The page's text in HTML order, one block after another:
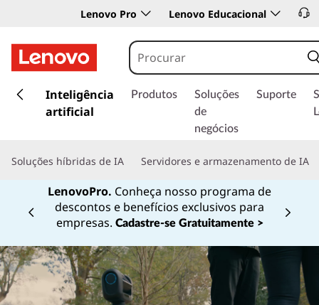
Lenovo Pro Lenovo Educacional
a
r
c
o
n
Inteligência
artificial
Produtos
Soluções
de
negócios
Suporte
Soluções híbridas de IA Servidores e armazenamento de IA
LenovoPro. Conheça nosso programa de
descontos e benefícios exclusivos para
empresas. Cadastre-se Gratuitamente >
Currently displaying item 1 of